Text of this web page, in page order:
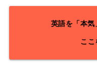
英語を「本
ここ